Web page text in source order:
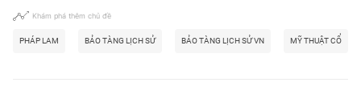
Khám phá thêm chủ đề
PHÁP LAM BẢO TÀNG LỊCH SỬ BẢO TÀNG LỊCH SỬ VN MỸ THUẬT CỔ